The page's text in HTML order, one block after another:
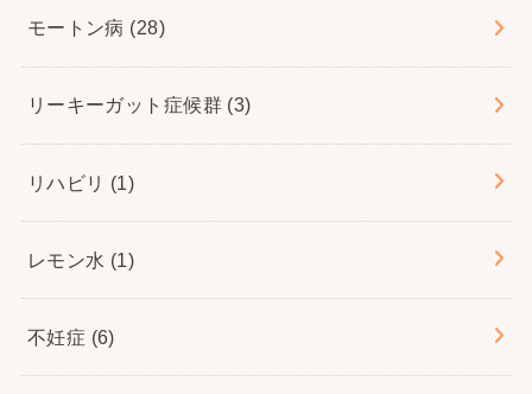
モートン病 (28)
リーキーガット症候群 (3)
リハビリ (1)
レモン水 (1)
不妊症 (6)